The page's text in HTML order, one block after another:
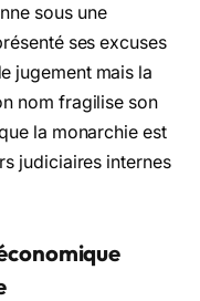
sous une
ses excuses
jugement mais la
nom fragilise son
la monarchie est
judiciaires internes